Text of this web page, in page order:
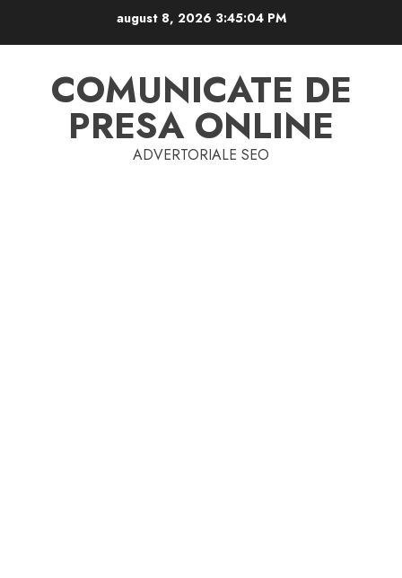
august 8, 2026 3:45:05 PM
COMUNICATE DE
PRESA ONLINE
ADVERTORIALE SEO